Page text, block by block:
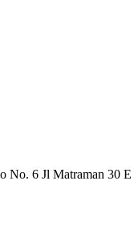
No. 6 Jl Matraman 30 E